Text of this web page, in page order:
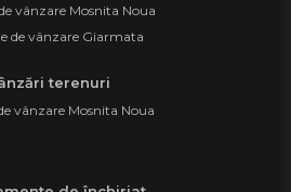
vânzare Mosnita Noua
de vânzare Giarmata
terenuri
vânzare Mosnita Noua